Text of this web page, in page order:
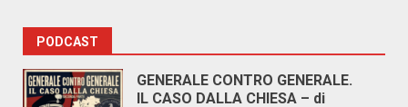
PODCAST
GENERALE CONTRO GENERALE.
IL CASO DALLA CHIESA – di